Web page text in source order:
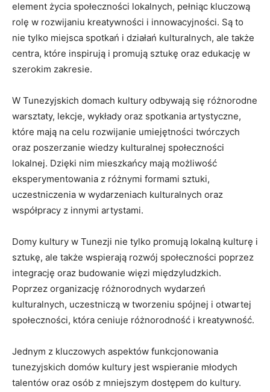
element życia społeczności lokalnych, pełniąc kluczową
rolę w rozwijaniu kreatywności i innowacyjności. Są⁣ to
nie tylko miejsca spotkań i działań kulturalnych, ale także
centra, które inspirują i promują sztukę⁢ oraz edukację w
szerokim zakresie.
W ‌Tunezyjskich domach kultury odbywają ‍się różnorodne
warsztaty, lekcje, ⁤wykłady oraz ​spotkania artystyczne,
które⁢ mają na celu rozwijanie umiejętności twórczych
oraz poszerzanie wiedzy kulturalnej⁤ społeczności
lokalnej. Dzięki nim mieszkańcy mają możliwość
eksperymentowania z różnymi formami sztuki,
uczestniczenia w wydarzeniach kulturalnych oraz
współpracy z innymi artystami.
Domy kultury w Tunezji nie tylko promują lokalną kulturę i
sztukę, ale także wspierają rozwój społeczności ⁤poprzez
integrację oraz budowanie więzi międzyludzkich.
Poprzez organizację różnorodnych wydarzeń
kulturalnych, uczestniczą w ⁣tworzeniu ​spójnej i‍ otwartej
społeczności, która ​ceniuje różnorodność i ​kreatywność.
Jednym​ z kluczowych aspektów funkcjonowania
tunezyjskich domów kultury jest wspieranie ⁤młodych
talentów oraz osób z mniejszym dostępem do kultury.